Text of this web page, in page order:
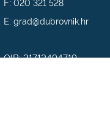
E:grad@dubrovnik.hr
OIB: 21712494719